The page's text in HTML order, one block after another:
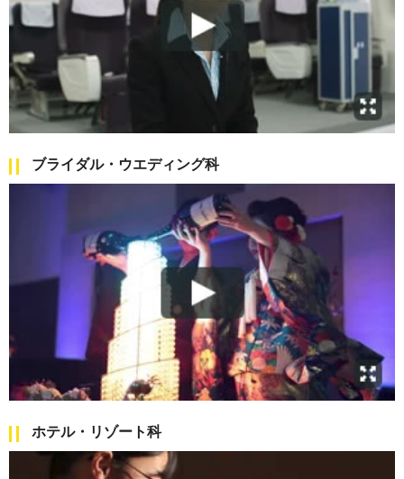
ブライダル・ウエディング科
ホテル・リゾート科